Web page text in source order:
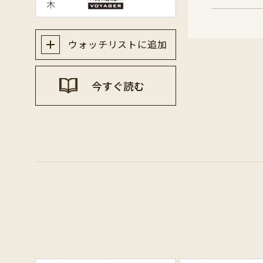
ウォッチリストに追加
今すぐ読む